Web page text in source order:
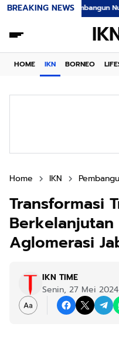
BREAKING NEWS
Nusantara
HOME IKN BORNEO
Home IKN
Transformasi
Berkelanjutan
Aglomerasi
IKN TIME
Senin, 27 Mei